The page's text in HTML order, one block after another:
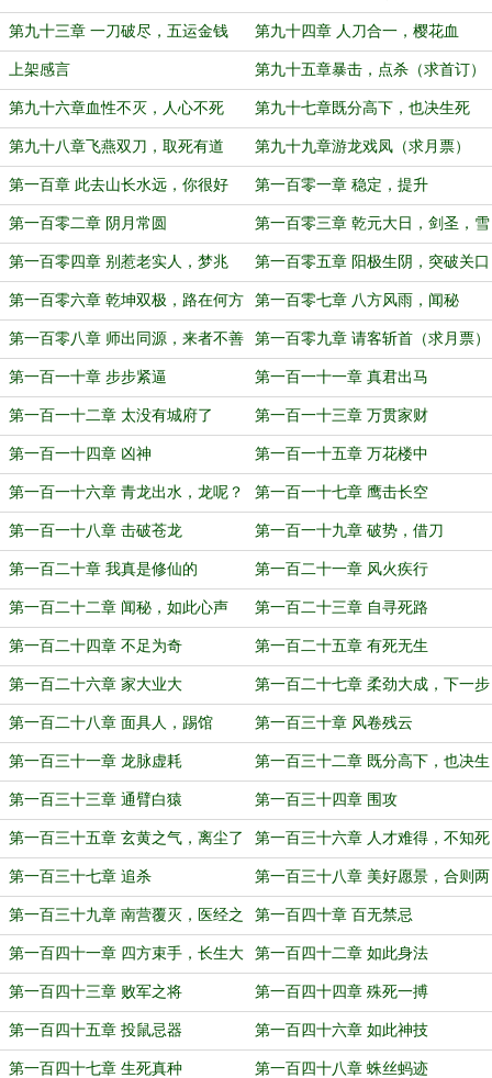
第九十三章 一刀破尽，五运金钱 第九十四章 人刀合一，樱花血
上架感言 第九十五章暴击，点杀（求首订）
第九十六章血性不灭，人心不死 第九十七章既分高下，也决生死
第九十八章飞燕双刀，取死有道 第九十九章游龙戏凤（求月票）
第一百章 此去山长水远，你很好 第一百零一章 稳定，提升
第一百零二章 阴月常圆 第一百零三章 乾元大日，剑圣，雪
隐
第一百零四章 别惹老实人，梦兆
（求月票）
第一百零五章 阳极生阴，突破关口
第一百零六章 乾坤双极，路在何方 第一百零七章 八方风雨，闻秘
第一百零八章 师出同源，来者不善 第一百零九章 请客斩首（求月票）
第一百一十章 步步紧逼 第一百一十一章 真君出马
第一百一十二章 太没有城府了 第一百一十三章 万贯家财
第一百一十四章 凶神 第一百一十五章 万花楼中
第一百一十六章 青龙出水，龙呢？ 第一百一十七章 鹰击长空
第一百一十八章 击破苍龙 第一百一十九章 破势，借刀
第一百二十章 我真是修仙的 第一百二十一章 风火疾行
第一百二十二章 闻秘，如此心声 第一百二十三章 自寻死路
第一百二十四章 不足为奇 第一百二十五章 有死无生
第一百二十六章 家大业大 第一百二十七章 柔劲大成，下一步
计划
第一百二十八章 面具人，踢馆 第一百三十章 风卷残云
第一百三十一章 龙脉虚耗 第一百三十二章 既分高下，也决生
死
第一百三十三章 通臂白猿 第一百三十四章 围攻
第一百三十五章 玄黄之气，离尘了
愿
第一百三十六章 人才难得，不知死
活
第一百三十七章 追杀 第一百三十八章 美好愿景，合则两
利
第一百三十九章 南营覆灭，医经之
谜
第一百四十章 百无禁忌
第一百四十一章 四方束手，长生大
计
第一百四十二章 如此身法
第一百四十三章 败军之将 第一百四十四章 殊死一搏
第一百四十五章 投鼠忌器 第一百四十六章 如此神技
第一百四十七章 生死真种 第一百四十八章 蛛丝蚂迹